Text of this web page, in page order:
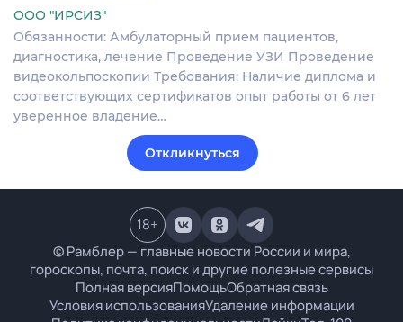
ООО "ИРСИЗ"
Обязанности: Амбулаторный прием пациентов,
диагностика, лечение Проведение УЗИ Проведение
видеокольпоскопии Требования: Наличие диплома и
соответствующих сертификатов опыт работы от 6 лет
уверенное владение…
Откликнуться
© Рамблер — главные новости России и мира,
гороскопы, почта, поиск и другие полезные сервисы
Полная версияПомощьОбратная связь
Условия использованияУдаление информации
18+